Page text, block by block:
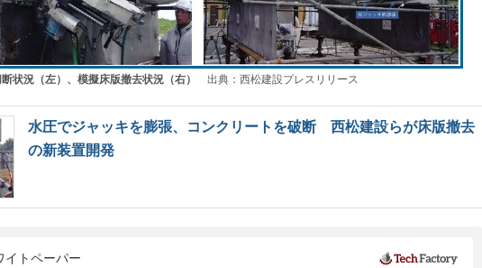
状況（左）、模擬床版撤去状況（右） 出典：西松建設プレスリリース
水圧でジャッキを膨張、コンクリートを破断 西松建設らが床版撤去
の新装置開発
イトペーパー